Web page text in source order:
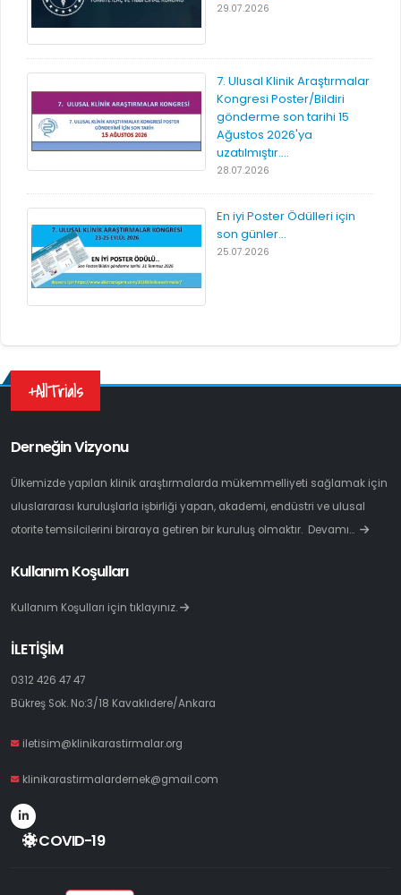
29.07.2026
7. Ulusal Klinik Araştırmalar
Kongresi Poster/Bildiri
gönderme son tarihi 15
Ağustos 2026'ya
uzatılmıştır....
28.07.2026
En iyi Poster Ödülleri için
son günler...
25.07.2026
+AllTrials
Derneğin Vizyonu
Ülkemizde yapılan klinik araştırmalarda mükemmelliyeti sağlamak için
uluslararası kuruluşlarla işbirliği yapan, akademi, endüstri ve ulusal
otorite temsilcilerini biraraya getiren bir kuruluş olmaktır. Devamı…
Kullanım Koşulları
Kullanım Koşulları için tıklayınız.
İLETİŞİM
0312 426 47 47
Bükreş Sok. No:3/18 Kavaklıdere/Ankara
iletisim@klinikarastirmalar.org
klinikarastirmalardernek@gmail.com
COVID-19